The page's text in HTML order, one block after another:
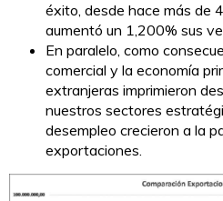
éxito, desde hace más de
aumentó un 1,200% sus
En paralelo, como
comercial y la economía
extranjeras imprimieron
nuestros sectores
desempleo crecieron a la
exportaciones.